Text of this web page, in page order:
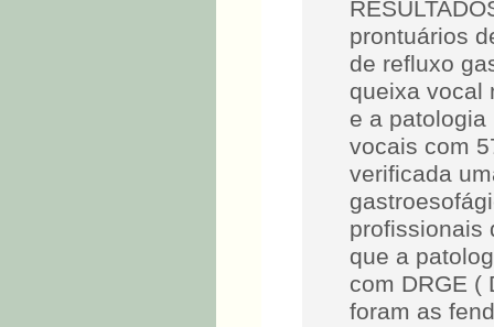
prontuários
de refluxo
queixa vocal
e a
vocais com
verificada
profissionais
que a
com DRGE (
foram as